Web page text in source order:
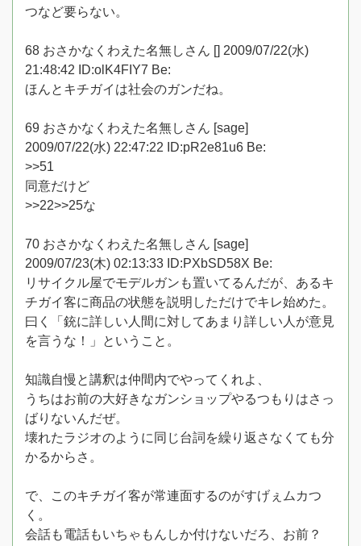
つなど要らない。
68 おさかなくわえた名無しさん [] 2009/07/22(水)
21:48:42 ID:olK4FIY7 Be:
ほんとキチガイは社会のガンだね。
69 おさかなくわえた名無しさん [sage]
2009/07/22(水) 22:47:22 ID:pR2e81u6 Be:
>>51
同意だけど
>>22>>25な
70 おさかなくわえた名無しさん [sage]
2009/07/23(木) 02:13:33 ID:PXbSD58X Be:
リサイクル屋でモデルガンも置いてるんだが、あるキ
チガイ客に商品の状態を説明しただけでキレ始めた。
曰く「銃に詳しい人間に対してあまり詳しい人が意見
を言うな！」ということ。
知識自慢と講釈は仲間内でやってくれよ、
うちはお前の大好きなガンショップやるつもりはさっ
ばりないんだぜ。
壊れたラジオのように同じ台詞を繰り返さなくても分
かるからさ。
で、このキチガイ客が常連面するのがすげぇムカつ
く。
会話も電話もいちゃもんしか付けないだろ、お前？